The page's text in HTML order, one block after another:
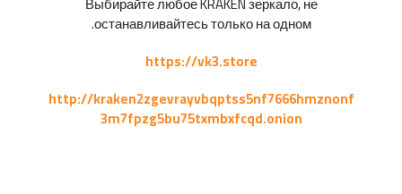
останавливайтесь только на одном.
https://vk3.store
http://kraken2zgevrayvbqptss5nf7666hmznonf
3m7fpzg5bu75txmbxfcqd.onion